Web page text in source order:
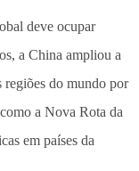
deve ocupar
a China ampliou a
regiões do mundo por
a Nova Rota da
em países da